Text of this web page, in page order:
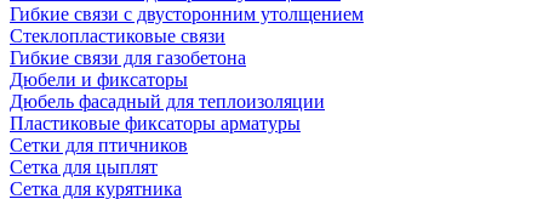
Гибкие связи с двусторонним утолщением
Стеклопластиковые связи
Гибкие связи для газобетона
Дюбели и фиксаторы
Дюбель фасадный для теплоизоляции
Пластиковые фиксаторы арматуры
Сетки для птичников
Сетка для цыплят
Сетка для курятника